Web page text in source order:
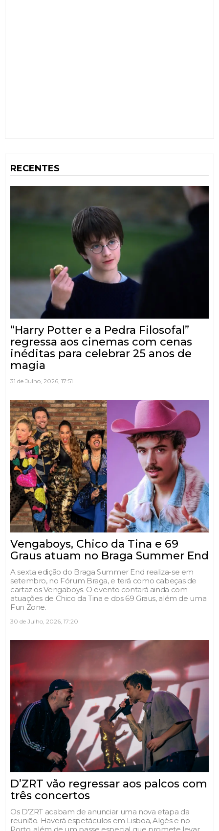
RECENTES
“Harry Potter e a Pedra Filosofal”
regressa aos cinemas com cenas
inéditas para celebrar 25 anos de
magia
31 de Julho, 2026, 17:51
Vengaboys, Chico da Tina e 69
Graus atuam no Braga Summer End
A sexta edição do Braga Summer End realiza-se em
setembro, no Fórum Braga, e terá como cabeças de
cartaz os Vengaboys. O evento contará ainda com
atuações de Chico da Tina e dos 69 Graus, além de uma
Fun Zone.
30 de Julho, 2026, 17:20
D’ZRT vão regressar aos palcos com
três concertos
Os D’ZRT acabam de anunciar uma nova etapa da
reunião. Haverá espetáculos em Lisboa, Algés e no